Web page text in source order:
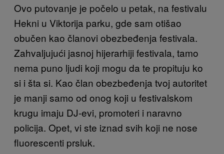
Ovo putovanje je počelo u petak, na festivalu
Hekni u Viktorija parku, gde sam otišao
obučen kao članovi obezbeđenja festivala.
Zahvaljujući jasnoj hijerarhiji festivala, tamo
nema puno ljudi koji mogu da te propituju ko
si i šta si. Kao član obezbeđenja tvoj autoritet
je manji samo od onog koji u festivalskom
krugu imaju DJ-evi, promoteri i naravno
policija. Opet, vi ste iznad svih koji ne nose
fluorescenti prsluk.